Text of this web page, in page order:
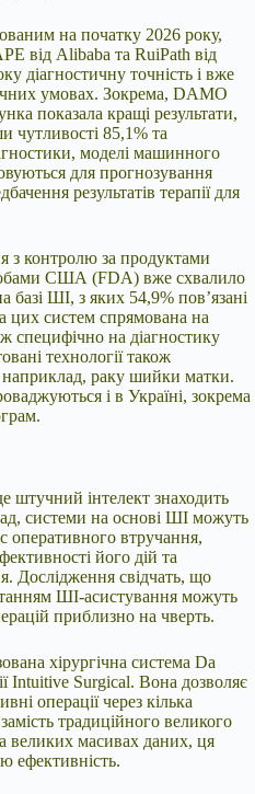
на початку 2026 року,
від Alibaba та RuiPath від
діагностичну точність і вже
умовах. Зокрема, DAMO
показала кращі результати,
чутливості 85,1% та
моделі машинного
для прогнозування
результатів терапії для
з контролю за продуктами
США (FDA) вже схвалило
ШІ, з яких 54,9% пов’язані
цих систем спрямована на
специфічно на діагностику
технології також
наприклад, раку шийки матки.
і в Україні, зокрема
штучний інтелект знаходить
системи на основі ШІ можуть
оперативного втручання,
його дій та
Дослідження свідчать, що
ШІ-асистування можуть
приблизно на чверть.
хірургічна система Da
Intuitive Surgical. Вона дозволяє
операції через кілька
традиційного великого
великих масивах даних, ця
ефективність.